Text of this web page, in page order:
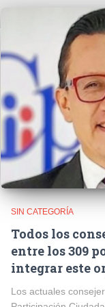
SIN CATEGORÍA
Todos los
entre los 309
integrar este
Los actuales